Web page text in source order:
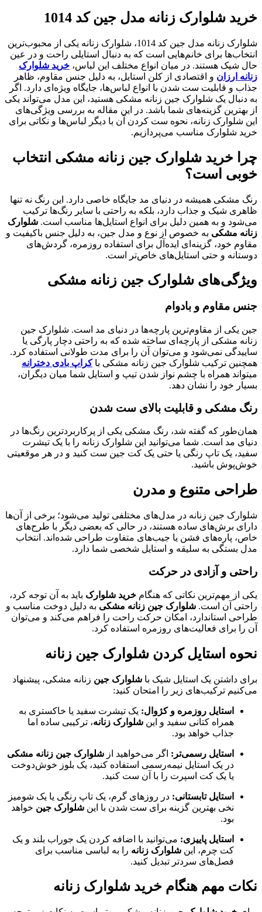
خرید شلوارک زنانه مدل جین کد 1014
شلوارک زنانه مدل جین کد 1014، شلوارک زنانه یکی از محبوب‌ترین
انتخاب‌ها برای خانم‌هایی است که به دنبال استایلی راحت و در عین
حال شیک هستند. در میان انواع مختلف این لباس، خرید شلوارک
زنانه ارزان و اقتصادی از کلن استایل، به دلیل جنس مقاوم، ظاهر
جذاب و قابلیت ست شدن با انواع لباس‌ها، جایگاه ویژه‌ای دارد. اگر
به دنبال یک شلوارک جین زنانه مشکی هستید، این مدل می‌تواند یکی
از بهترین گزینه‌های شما باشد. در این مقاله به بررسی ویژگی‌های
این شلوارک زنانه، نحوه ست کردن آن با دیگر لباس‌ها و نکاتی برای
خرید شلوارک مناسب می‌پردازیم.
چرا خرید شلوارک جین زنانه مشکی انتخاب
خوبی است؟
رنگ مشکی همیشه در دنیای مد جایگاه خاصی دارد. این رنگ نه تنها
ظاهری شیک و جذاب دارد، بلکه به راحتی با سایر رنگ‌ها ترکیب
می‌شود و به همین دلیل برای انواع استایل‌ها مناسب است. شلوارک
زنانه مشکی به خصوص از نوع و مدل جین، به دلیل جنس باکیفیت و
مقاوم خود، گزینه‌ای ایده‌آل برای استفاده روزمره، گردش‌های
دوستانه و حتی استایل‌های خاص‌تر است.
ویژگی‌های شلوارک جین زنانه مشکی
جنس مقاوم و بادوام
جین یکی از مقاوم‌ترین پارچه‌ها در دنیای مد است. شلوارک جین
زنانه مشکی از پارچه‌ای ساخته شده که به راحتی دچار پارگی یا
ساییدگی نمی‌شود و می‌توان آن را برای مدت طولانی استفاده کرد.
همچنین ترکیب شلوارک جین زنانه مشکی باکراپ بادی دخترانه
میتواند همراه با چشم نواز شدن تیپ و استایل شما میان دیگران،
بسیار خود را نشان دهد.
رنگ مشکی و قابلیت بالای ست شدن
همان‌طور که گفته شد، رنگ مشکی یکی از پرکاربردترین رنگ‌ها در
دنیای مد است. شما می‌توانید این شلوارک زنانه را با یک تیشرت
سفید، یک تاپ رنگی یا حتی یک کت جین ست کنید و در هر موقعیتی
خوش‌پوش باشید.
طراحی متنوع و مدرن
شلوارک جین زنانه در مدل‌های مختلفی تولید می‌شود؛ برخی از آن‌ها
دارای برش‌های ساده هستند، در حالی که بعضی دیگر با طرح‌های
خاص، پاره‌های فشن یا جیب‌های متفاوت طراحی شده‌اند. انتخاب
مدل بستگی به سلیقه و استایل شخصی شما دارد.
راحتی و آزادی در حرکت
یکی از مهم‌ترین نکاتی که هنگام خرید شلوارک باید به آن توجه کرد،
راحتی آن است. شلوارک جین زنانه مشکی به دلیل دوخت مناسب و
طراحی استاندارد، امکان حرکت راحت را فراهم می‌کند و می‌توان
آن را برای فعالیت‌های روزمره استفاده کرد.
نحوه استایل کردن شلوارک جین زنانه
برای داشتن یک استایل شیک با شلوارک جین زنانه مشکی، پیشنهاد
می‌کنیم ترکیب‌های زیر را امتحان کنید:
استایل روزمره و کژوال: یک تیشرت سفید یا خاکستری به
همراه کتانی سفید و این شلوارک زنانه، ترکیبی ساده اما
جذاب خواهد بود.
استایل رسمی‌تر: اگر می‌خواهید از شلوارک جین زنانه مشکی
در یک استایل نیمه‌رسمی استفاده کنید، یک بلوز خوش‌دوخت
یا یک کت اسپرت را با آن ست کنید.
استایل تابستانی: در روزهای گرم، یک تاپ رنگی یا یک شومیز
نخی بهترین گزینه برای ست شدن با این شلوارک جین خواهد
بود.
استایل پاییزی: می‌توانید با اضافه کردن یک جوراب بلند و یک
کت چرم، این شلوارک زنانه را به لباسی مناسب برای
فصل‌های سردتر تبدیل کنید.
نکات مهم هنگام خرید شلوارک زنانه